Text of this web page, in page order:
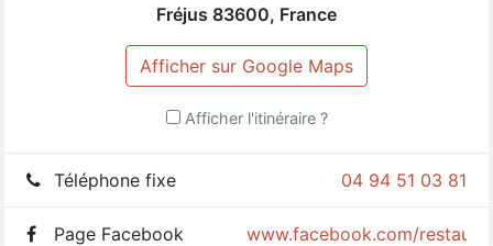
Fréjus 83600, France
Afficher sur Google Maps
Afficher l'itinéraire ?
04 94 51 03 81
Téléphone fixe
www.facebook.com/
Page Facebook